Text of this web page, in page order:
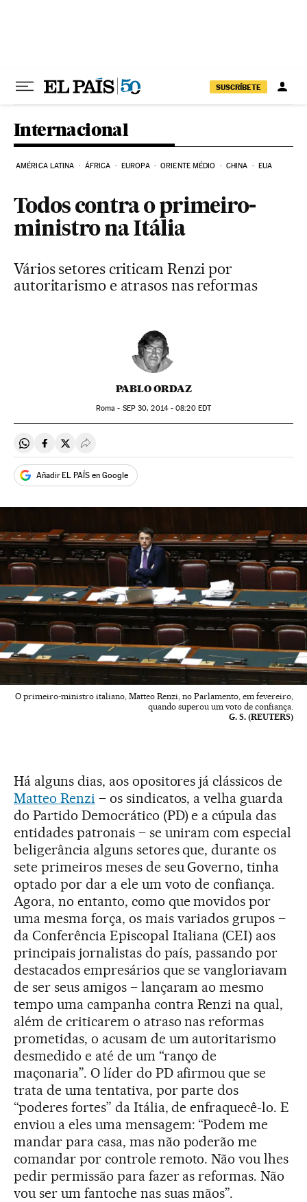
SUSCRÍBETE
Internacional
AMÉRICA LATINA ÁFRICA EUROPA ORIENTE MÉDIO CHINA EUA
Todos contra o primeiro-
ministro na Itália
Vários setores criticam Renzi por
autoritarismo e atrasos nas reformas
PABLO ORDAZ
Roma - SEP30, 2014 - 08:20EDT
Compartir en Whatsapp
Compartir en Facebook
Compartir en Twitter
Desplegar Redes Sociales
Añadir EL PAÍS en Google
O primeiro-ministro italiano, Matteo Renzi, no Parlamento, em fevereiro,
quando superou um voto de confiança.
G. S. (REUTERS)
Há alguns dias, aos opositores já clássicos de
Matteo Renzi – os sindicatos, a velha guarda
do Partido Democrático (PD) e a cúpula das
entidades patronais – se uniram com especial
beligerância alguns setores que, durante os
sete primeiros meses de seu Governo, tinha
optado por dar a ele um voto de confiança.
Agora, no entanto, como que movidos por
uma mesma força, os mais variados grupos –
da Conferência Episcopal Italiana (CEI) aos
principais jornalistas do país, passando por
destacados empresários que se vangloriavam
de ser seus amigos – lançaram ao mesmo
tempo uma campanha contra Renzi na qual,
além de criticarem o atraso nas reformas
prometidas, o acusam de um autoritarismo
desmedido e até de um “ranço de
maçonaria”. O líder do PD afirmou que se
trata de uma tentativa, por parte dos
“poderes fortes” da Itália, de enfraquecê-lo. E
enviou a eles uma mensagem: “Podem me
mandar para casa, mas não poderão me
comandar por controle remoto. Não vou lhes
pedir permissão para fazer as reformas. Não
vou ser um fantoche nas suas mãos”.